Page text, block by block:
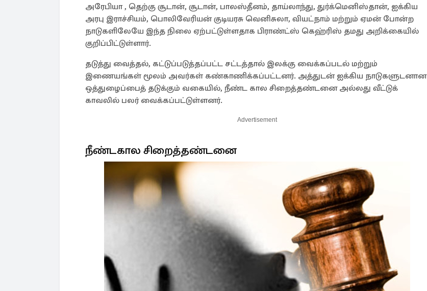
அரேபியா , தெற்கு சூடான், சூடான், பாலஸ்தீனம், தாய்லாந்து, துர்க்மெனிஸ்தான், ஐக்கிய
அரபு இராச்சியம், பொலிவேரியன் குடியரசு வெனிசுலா, வியட்நாம் மற்றும் ஏமன் போன்ற
நாடுகளிலேயே இந்த நிலை ஏற்பட்டுள்ளதாக பிராண்ட்ஸ் கெஹ்ரிஸ் தமது அறிக்கையில்
குறிப்பிட்டுள்ளார்.
தடுத்து வைத்தல், கட்டுப்படுத்தப்பட்ட சட்டத்தால் இலக்கு வைக்கப்படல் மற்றும்
இணையங்கள் மூலம் அவர்கள் கண்காணிக்கப்பட்டனர். அத்துடன் ஐக்கிய நாடுகளுடனான
ஒத்துழைப்பைத் தடுக்கும் வகையில், நீண்ட கால சிறைத்தண்டனை அல்லது வீட்டுக்
காவலில் பலர் வைக்கப்பட்டுள்ளனர்.
Advertisement
நீண்டகால சிறைத்தண்டனை